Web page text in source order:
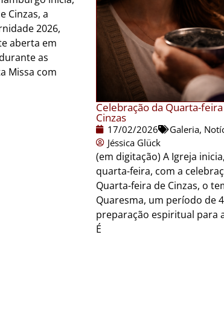
Cinzas, a
2026,
aberta em
as
Missa com
Celebração da Quarta-
Cinzas
17/02/2026 Galeria,
Jéssica Glück
(em digitação) A Igreja
quarta-feira, com a
Quarta-feira de Cinzas, o
Quaresma, um período de
preparação espiritual para
É